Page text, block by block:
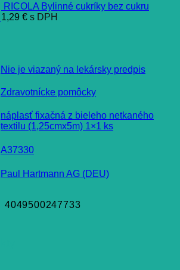
RICOLA Bylinné cukríky bez cukru
1,29 € s DPH
Nie je viazaný na lekársky predpis
Zdravotnícke pomôcky
náplasť fixačná z bieleho netkaného
textilu (1,25cmx5m) 1×1 ks
A37330
Paul Hartmann AG (DEU)
4049500247733